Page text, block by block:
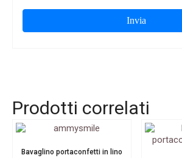
Prodotti correlati
Bavaglino portaconfetti in lino